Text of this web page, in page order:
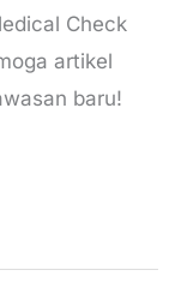
Check
artikel
baru!